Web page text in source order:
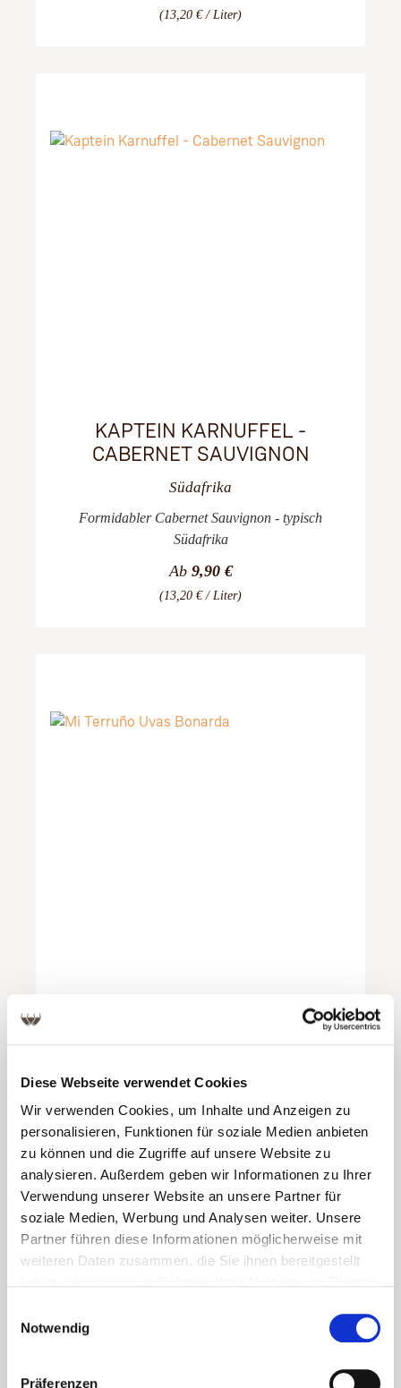
Diese Webseite verwendet Cookies
Wir verwenden Cookies, um Inhalte und Anzeigen zu
personalisieren, Funktionen für soziale Medien anbieten
zu können und die Zugriffe auf unsere Website zu
analysieren. Außerdem geben wir Informationen zu Ihrer
Verwendung unserer Website an unsere Partner für
soziale Medien, Werbung und Analysen weiter. Unsere
Partner führen diese Informationen möglicherweise mit
weiteren Daten zusammen, die Sie ihnen bereitgestellt
Notwendig
Präferenzen
(13,20 € / Liter)
KAPTEIN KARNUFFEL -
CABERNET SAUVIGNON
Südafrika
Formidabler Cabernet Sauvignon - typisch
Südafrika
Ab 9,90 €
(13,20 € / Liter)
MI TERRUÑO UVAS BONARDA
Argentinien
Fruchtiger Rotwein aus Mendoza für jeden Tag -
Ab9,90 €
(13,20 € / Liter)